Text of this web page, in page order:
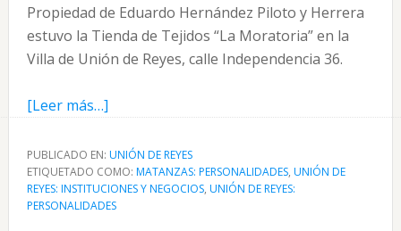
Propiedad de Eduardo Hernández Piloto y Herrera
estuvo la Tienda de Tejidos “La Moratoria” en la
Villa de Unión de Reyes, calle Independencia 36.
[Leer más…]acerca
Eduardo
Hernández
Piloto
PUBLICADO EN: UNIÓN DE REYES
ETIQUETADO COMO: MATANZAS: PERSONALIDADES, UNIÓN DE
REYES: INSTITUCIONES Y NEGOCIOS, UNIÓN DE REYES:
PERSONALIDADES